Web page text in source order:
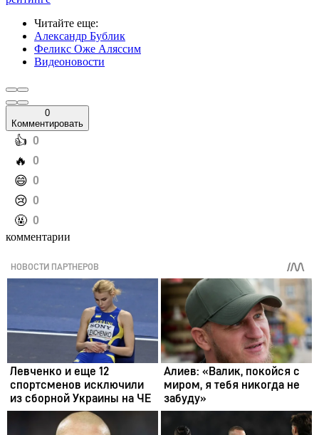
Читайте еще:
Александр Бублик
Феликс Оже Аляссим
Видеоновости
0
Комментировать
️👍 0
️🔥 0
️😄 0
️😢 0
️🤬 0
комментарии